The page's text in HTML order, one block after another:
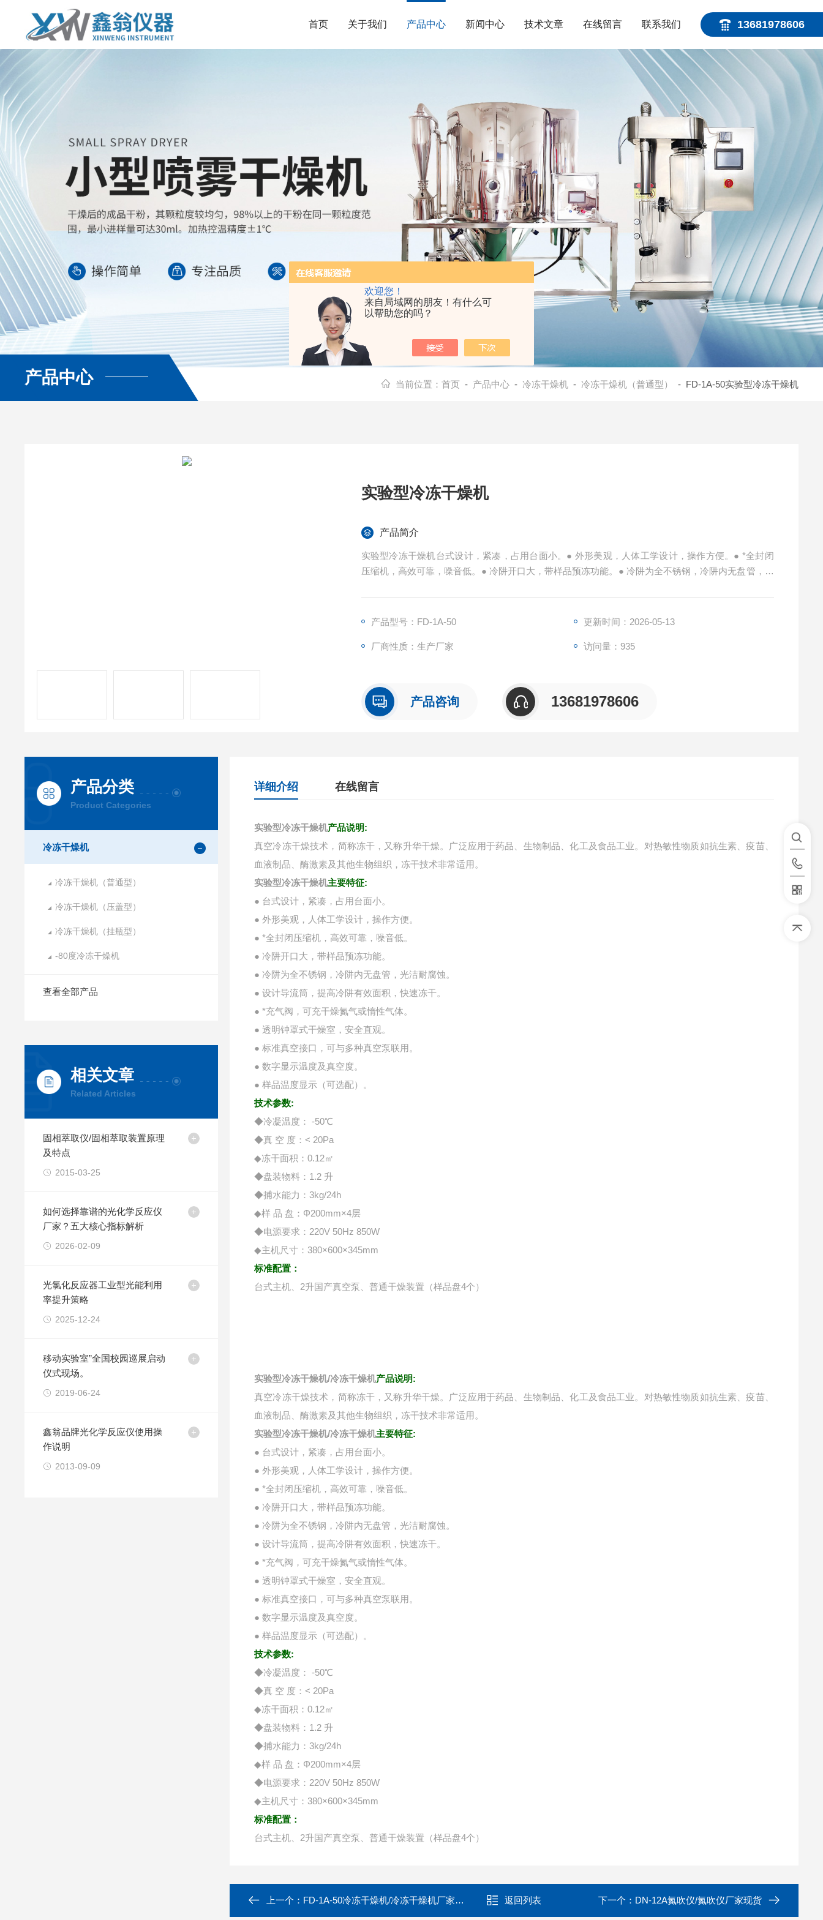
欢迎您！
来自局域网的朋友！有什么可
以帮助您的吗？
13681978606
首页 关于我们 产品中心 新闻中心 技术文章 在线留言 联系我们
查看更多
产品中心 当前位置： 首页 - 产品中心- 冷冻干燥机- 冷冻干燥机（普通型） - FD-1A-50实验型冷冻干燥机
实验型冷冻干燥机
产品简介
实验型冷冻干燥机台式设计，紧凑，占用台面小。● 外形美观，人体工学设计，操作方便。● *全封闭
压缩机，高效可靠，噪音低。● 冷阱开口大，带样品预冻功能。● 冷阱为全不锈钢，冷阱内无盘管，光
产品型号：FD-1A-50 更新时间：2026-05-13
厂商性质：生产厂家 访问量：935
产品咨询 13681978606
产品分类
Product Categories
冷冻干燥机
冷冻干燥机（普通型）
冷冻干燥机（压盖型）
冷冻干燥机（挂瓶型）
-80度冷冻干燥机
查看全部产品
相关文章
Related Articles
固相萃取仪/固相萃取装置原理
及特点
2015-03-25
如何选择靠谱的光化学反应仪
厂家？五大核心指标解析
2026-02-09
光氯化反应器工业型光能利用
率提升策略
2025-12-24
移动实验室”全国校园巡展启动
仪式现场。
2019-06-24
鑫翁品牌光化学反应仪使用操
作说明
2013-09-09
详细介绍 在线留言
实验型冷冻干燥机产品说明:
真空冷冻干燥技术，简称冻干，又称升华干燥。广泛应用于药品、生物制品、化工及食品工业。对热敏性物质如抗生素、疫苗、
血液制品、酶激素及其他生物组织，冻干技术非常适用。
实验型冷冻干燥机主要特征:
● 台式设计，紧凑，占用台面小。
● 外形美观，人体工学设计，操作方便。
● *全封闭压缩机，高效可靠，噪音低。
● 冷阱开口大，带样品预冻功能。
● 冷阱为全不锈钢，冷阱内无盘管，光洁耐腐蚀。
● 设计导流筒，提高冷阱有效面积，快速冻干。
● *充气阀，可充干燥氮气或惰性气体。
● 透明钟罩式干燥室，安全直观。
● 标准真空接口，可与多种真空泵联用。
● 数字显示温度及真空度。
● 样品温度显示（可选配）。
技术参数:
◆冷凝温度： -50℃
◆真 空 度：< 20Pa
◆冻干面积：0.12㎡
◆盘装物料：1.2 升
◆捕水能力：3kg/24h
◆样 品 盘：Φ200mm×4层
◆电源要求：220V 50Hz 850W
◆主机尺寸：380×600×345mm
标准配置：
台式主机、2升国产真空泵、普通干燥装置（样品盘4个）
实验型冷冻干燥机/冷冻干燥机产品说明:
真空冷冻干燥技术，简称冻干，又称升华干燥。广泛应用于药品、生物制品、化工及食品工业。对热敏性物质如抗生素、疫苗、
血液制品、酶激素及其他生物组织，冻干技术非常适用。
实验型冷冻干燥机/冷冻干燥机主要特征:
● 台式设计，紧凑，占用台面小。
● 外形美观，人体工学设计，操作方便。
● *全封闭压缩机，高效可靠，噪音低。
● 冷阱开口大，带样品预冻功能。
● 冷阱为全不锈钢，冷阱内无盘管，光洁耐腐蚀。
● 设计导流筒，提高冷阱有效面积，快速冻干。
● *充气阀，可充干燥氮气或惰性气体。
● 透明钟罩式干燥室，安全直观。
● 标准真空接口，可与多种真空泵联用。
● 数字显示温度及真空度。
● 样品温度显示（可选配）。
技术参数:
◆冷凝温度： -50℃
◆真 空 度：< 20Pa
◆冻干面积：0.12㎡
◆盘装物料：1.2 升
◆捕水能力：3kg/24h
◆样 品 盘：Φ200mm×4层
◆电源要求：220V 50Hz 850W
◆主机尺寸：380×600×345mm
标准配置：
台式主机、2升国产真空泵、普通干燥装置（样品盘4个）
上一个： FD-1A-50冷冻干燥机/冷冻干燥机厂家现货 返回列表 下一个： DN-12A氮吹仪/氮吹仪厂家现货